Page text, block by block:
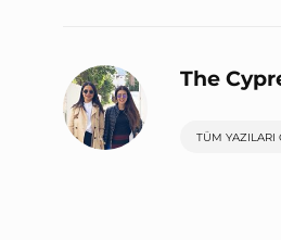
The
TÜM YAZILARI